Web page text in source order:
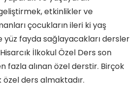
etkinlikler ve
çocukların ileri ki yaş
yüz fayda sağlayacakları dersler
İlkokul Özel Ders son
fazla alınan özel derstir. Birçok
ders almaktadır.